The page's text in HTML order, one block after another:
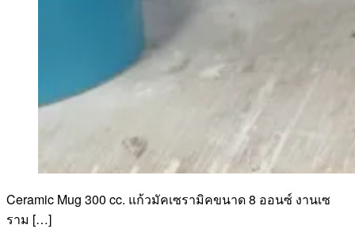
Ceramic Mug 300 cc. แก้วมัคเซรามิคขนาด 8 ออนซ์ งานเซ
ราม […]